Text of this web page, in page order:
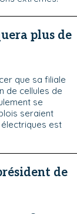
plus de
que sa filiale
de cellules de
se
seraient
est
de